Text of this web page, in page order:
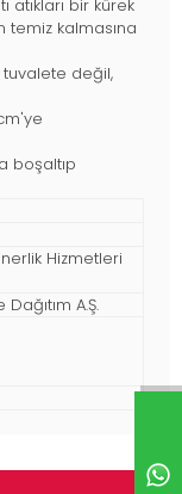
atıkları bir kürek
temiz kalmasına
tuvalete değil,
boşaltıp
Hizmetleri
A.Ş.